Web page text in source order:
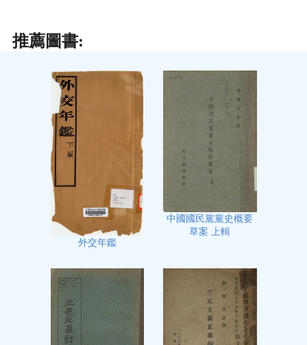
推薦圖書:
外交年鑑
中國國民黨黨史概要
草案 上輯